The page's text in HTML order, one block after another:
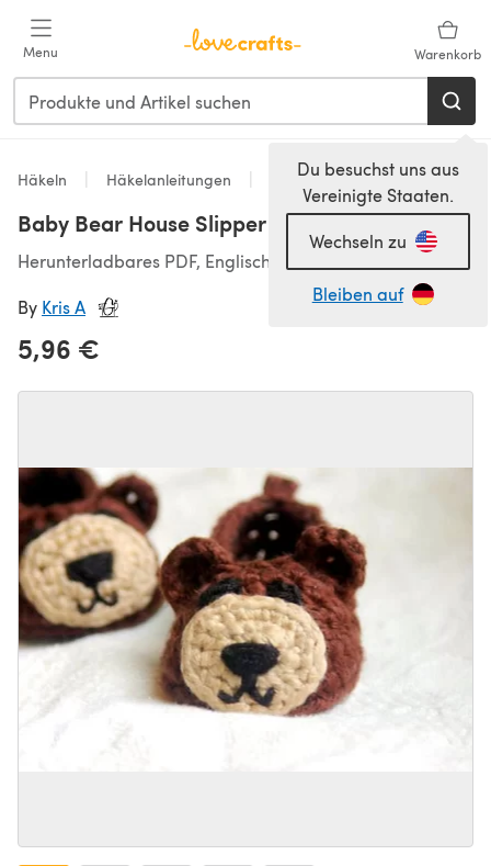
Menu Warenkorb
Du besuchst uns aus
Vereinigte Staaten.
Wechseln zu
Bleiben auf
Häkeln Häkelanleitungen Booties
Baby Bear House Slipper
Herunterladbares PDF, Englisch
By Kris A
5,96 €